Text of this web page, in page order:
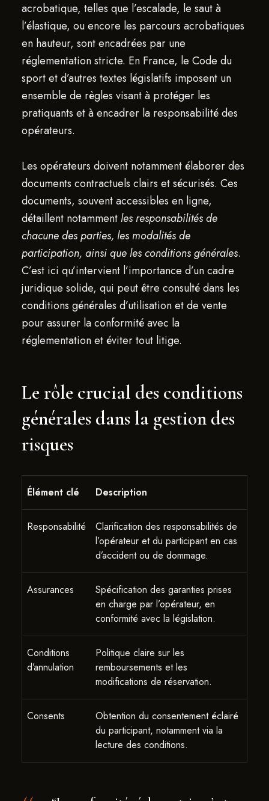
acrobatique, telles que l’escalade, le saut à
l’élastique, ou encore les parcours acrobatiques
en hauteur, sont encadrées par une
réglementation stricte. En France, le Code du
sport et d’autres textes législatifs imposent un
ensemble de règles visant à protéger les
pratiquants et à encadrer la responsabilité des
opérateurs.
Les opérateurs doivent notamment élaborer des
documents contractuels clairs et sécurisés. Ces
documents, souvent accessibles en ligne,
détaillent notamment les responsabilités de
chacune des parties, les modalités de
participation, ainsi que les conditions générales.
C’est ici qu’intervient l’importance d’un cadre
juridique solide, qui peut être consulté dans les
conditions générales d’utilisation et de vente
pour assurer la conformité avec la
réglementation et éviter tout litige.
Le rôle crucial des conditions
générales dans la gestion des
risques
Élément clé Description
Responsabilité
Clarification des responsabilités de
l’opérateur et du participant en cas
d’accident ou de dommage.
Assurances
Spécification des garanties prises
en charge par l’opérateur, en
conformité avec la législation.
Conditions
d’annulation
Politique claire sur les
remboursements et les
modifications de réservation.
Consents
Obtention du consentement éclairé
du participant, notamment via la
lecture des conditions.